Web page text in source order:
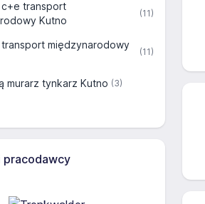
transport
Kutno
(11)
międzynarodowy
(11)
murarz tynkarz Kutno (3)
pracodawcy